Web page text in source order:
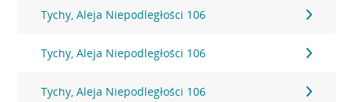
Tychy, Aleja Niepodległości 106
Tychy, Aleja Niepodległości 106
Tychy, Aleja Niepodległości 106